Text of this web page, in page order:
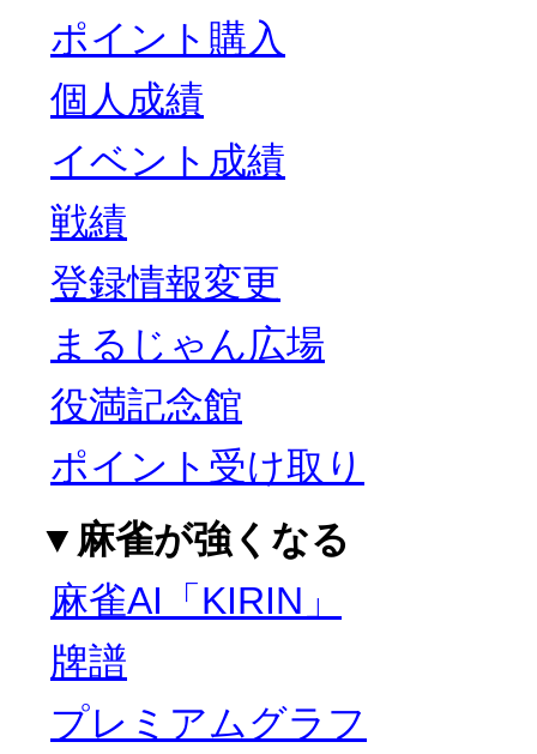
ポイント購入
個人成績
イベント成績
戦績
登録情報変更
まるじゃん広場
役満記念館
ポイント受け取り
▼麻雀が強くなる
麻雀AI「KIRIN」
牌譜
プレミアムグラフ